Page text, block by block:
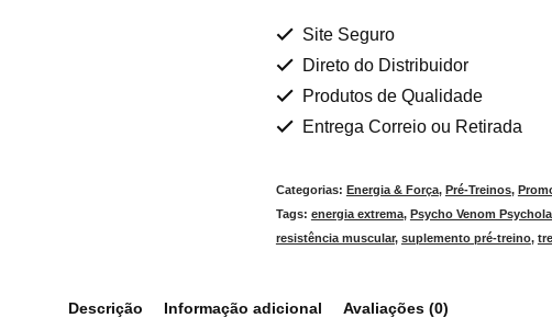
Site Seguro
Direto do Distribuidor
Produtos de Qualidade
Entrega Correio ou Retirada
Categorias: Energia & Força, Pré-Treinos,
Tags: energia extrema, Psycho Venom
resistência muscular, suplemento pré-treino,
Descrição Informação adicional Avaliações (0)